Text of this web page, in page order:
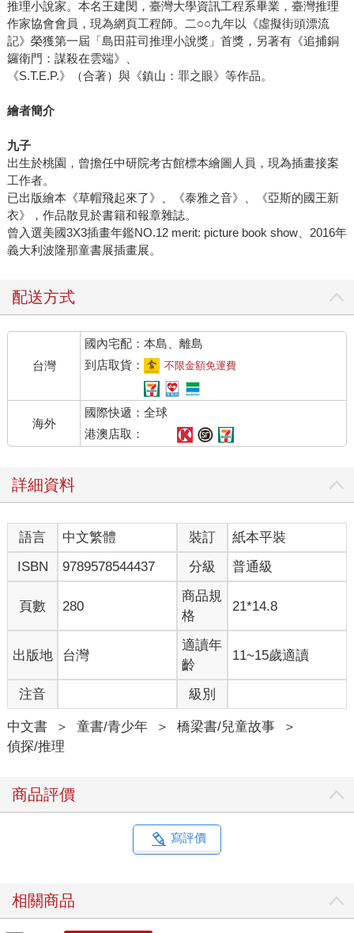
推理小說家。本名王建閔，臺灣大學資訊工程系畢業，臺灣推理
作家協會會員，現為網頁工程師。二○○九年以《虛擬街頭漂流
記》榮獲第一屆「島田莊司推理小說獎」首獎，另著有《追捕銅
鑼衛門：謀殺在雲端》、
《S.T.E.P.》（合著）與《鎮山：罪之眼》等作品。
繪者簡介
九子
出生於桃園，曾擔任中研院考古館標本繪圖人員，現為插畫接案
工作者。
已出版繪本《草帽飛起來了》、《泰雅之音》、《亞斯的國王新
衣》，作品散見於書籍和報章雜誌。
曾入選美國3X3插畫年鑑NO.12 merit: picture book show、2016年
義大利波隆那童書展插畫展。
配送方式
台灣
國內宅配：本島、離島
到店取貨：
不限金額免運費
海外
國際快遞：全球
港澳店取：
詳細資料
語言 中文繁體 裝訂
紙本平裝
ISBN
9789578544437 分級 普通級
頁數 280
商品規
格
21*14.8
出版地 台灣
適讀年
齡
11~15歲適讀
注音 級別
中文書 ＞ 童書/青少年 ＞ 橋梁書/兒童故事
＞
偵探/推理
商品評價
寫評價
相關商品